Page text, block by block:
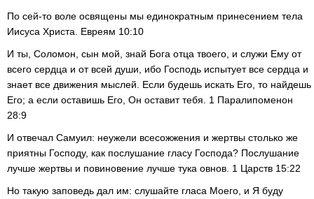
По сей-то воле освящены мы единократным принесением тела
Иисуса Христа. Евреям 10:10
И ты, Соломон, сын мой, знай Бога отца твоего, и служи Ему от
всего сердца и от всей души, ибо Господь испытует все сердца и
знает все движения мыслей. Если будешь искать Его, то найдешь
Его; а если оставишь Его, Он оставит тебя. 1 Паралипоменон
28:9
И отвечал Самуил: неужели всесожжения и жертвы столько же
приятны Господу, как послушание гласу Господа? Послушание
лучше жертвы и повиновение лучше тука овнов. 1 Царств 15:22
Но такую заповедь дал им: слушайте гласа Моего, и Я буду